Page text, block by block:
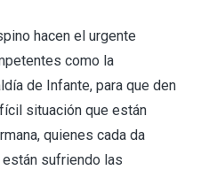
hacen el urgente
como la
de Infante, para que den
situación que están
quienes cada da
sufriendo las